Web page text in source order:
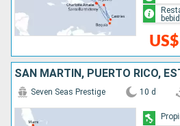
Seven Seas Prestige 10 d